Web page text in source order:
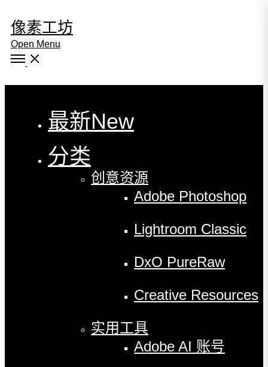
像素工坊
Open Menu
最新New
分类
创意资源
Adobe Photoshop
Lightroom Classic
DxO PureRaw
Creative Resources
实用工具
Adobe AI 账号